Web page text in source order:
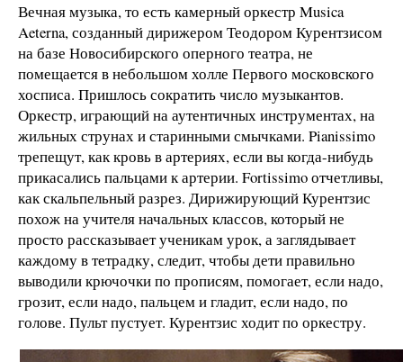
Вечная музыка, то есть камерный оркестр Musica
Aeterna, созданный дирижером Теодором Курентзисом
на базе Новосибирского оперного театра, не
помещается в небольшом холле Первого московского
хосписа. Пришлось сократить число музыкантов.
Оркестр, играющий на аутентичных инструментах, на
жильных струнах и старинными смычками. Pianissimo
трепещут, как кровь в артериях, если вы когда-нибудь
прикасались пальцами к артерии. Fortissimo отчетливы,
как скальпельный разрез. Дирижирующий Курентзис
похож на учителя начальных классов, который не
просто рассказывает ученикам урок, а заглядывает
каждому в тетрадку, следит, чтобы дети правильно
выводили крючочки по прописям, помогает, если надо,
грозит, если надо, пальцем и гладит, если надо, по
голове. Пульт пустует. Курентзис ходит по оркестру.